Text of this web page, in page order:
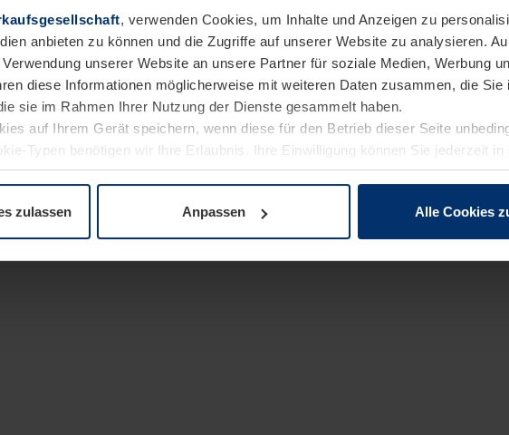
, verwenden Cookies, um Inhalte und Anzeigen zu
anbieten zu können und die Zugriffe auf unserer Website zu analysieren.
unserer Website an unsere Partner für soziale Medien, Werbung
diese Informationen möglicherweise mit weiteren Daten zusammen, die Sie
sie im Rahmen Ihrer Nutzung der Dienste gesammelt haben.
auf Ihrem Gerät speichern, wenn diese für den Betrieb dieser Seite
Typen benötigen wir Ihre Erlaubnis. Ihre Einwilligung können Sie jederzeit in
unserer Website ändern oder widerrufen.
zulassen Anpassen Alle Cookies